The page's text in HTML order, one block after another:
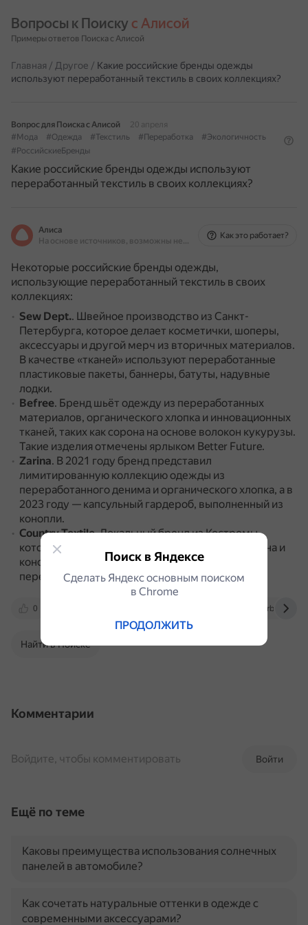
Вопросы к Поиску с Алисой
Примеры ответов Поиска с Алисой
Главная / Другое / Какие российские бренды одежды
используют переработанный текстиль в своих коллекциях?
Вопрос для Поиска с Алисой
20 апреля
#Мода
#Одежда #Текстиль #Переработка
#Экологичность
#РоссийскиеБренды
Какие российские бренды одежды используют
переработанный текстиль в своих коллекциях?
Алиса
На основе источников, возможны неточности
Как это работает?
Некоторые российские бренды одежды,
использующие переработанный текстиль в своих
коллекциях:
Sew Dept.. Швейное производство из Санкт-
Петербурга, которое делает косметички, шоперы,
аксессуары и другой мерч из вторичных материалов.
В качестве «тканей» используют переработанные
пластиковые пакеты, баннеры, батуты, надувные
лодки.
Befree. Бренд шьёт одежду из переработанных
материалов, органического хлопка и инновационных
тканей, таких как сорона на основе волокон кукурузы.
Такие изделия отмечены ярлыком Better Future.
Zarina. В 2021 году бренд представил
лимитированную коллекцию одежды из
переработанного денима и органического хлопка, а в
2023 году — капсульный гардероб, выполненный из
конопли.
Country Textile.Локальный бренд из Костромы,
который производит одежду из крапивы, муслина и
конопляной ткани.Пуговицы делаются из
переработанной скорлупы кокоса.
0 www.forbes.ru
Найти в Поиске
Комментарии
Войти
Войдите, чтобы комментировать
Ещё по теме
Каковы преимущества использования солнечных
панелей в автомобиле?
Как сочетать натуральные оттенки в одежде с
современными аксессуарами?
Поиск в Яндексе
Сделать Яндекс основным поиском
в Сhrome
ПРОДОЛЖИТЬ